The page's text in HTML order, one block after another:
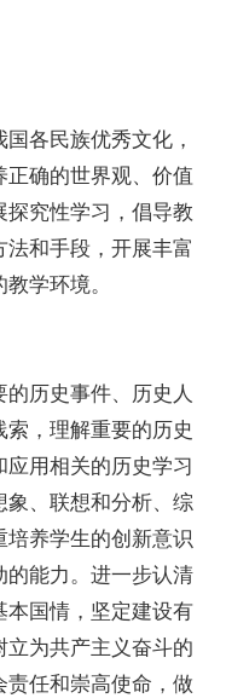
各民族优秀文化，
确的世界观、价值
探究性学习，倡导教
和手段，开展丰富
学环境。
历史事件、历史人
，理解重要的历史
用相关的历史学习
象、联想和分析、综
养学生的创新意识
的能力。进一步认清
本国情，坚定建设有
立为共产主义奋斗的
责任和崇高使命，做